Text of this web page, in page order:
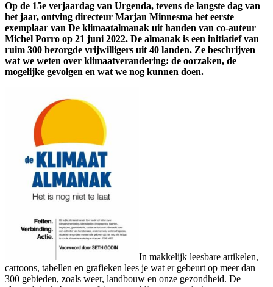
Op de 15e verjaardag van Urgenda, tevens de langste dag van
het jaar, ontving directeur Marjan Minnesma het eerste
exemplaar van De klimaatalmanak uit handen van co-auteur
Michel Porro op 21 juni 2022. De almanak is een initiatief van
ruim 300 bezorgde vrijwilligers uit 40 landen. Ze beschrijven
wat we weten over klimaatverandering: de oorzaken, de
mogelijke gevolgen en wat we nog kunnen doen.
In makkelijk leesbare artikelen,
cartoons, tabellen en grafieken lees je wat er gebeurt op meer dan
300 gebieden, zoals weer, landbouw en onze gezondheid. De